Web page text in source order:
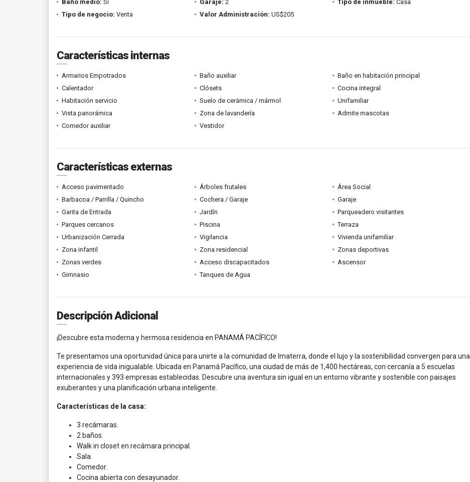
Baño medio: Si Garaje: 2 Tipo de inmueble: Casa
Tipo de negocio: Venta Valor Administración: US$205
Características internas
Armarios Empotrados Baño auxiliar
Baño en habitación principal
Calentador
Clósets
Cocina integral
Habitación servicio
Suelo de cerámica / mármol
Unifamiliar
Vista panorámica
Zona de lavandería
Admite mascotas
Comedor auxiliar
Vestidor
Características externas
Acceso pavimentado Árboles frutales
Área Social
Barbacoa / Parrilla / Quincho
Cochera / Garaje
Garaje
Garita de Entrada
Jardín
Parqueadero visitantes
Parques cercanos
Piscina
Terraza
Urbanización Cerrada
Vigilancia
Vivienda unifamiliar
Zona infantil
Zona residencial
Zonas deportivas
Zonas verdes
Acceso discapacitados
Ascensor
Gimnasio
Tanques de Agua
Descripción Adicional
¡Descubre esta moderna y hermosa residencia en PANAMÁ PACÍFICO!
Te presentamos una oportunidad única para unirte a la comunidad de Imaterra, donde el lujo y la sostenibilidad convergen para una
experiencia de vida inigualable. Ubicada en Panamá Pacífico, una ciudad de más de 1,400 hectáreas, con cercanía a 5 escuelas
internacionales y 393 empresas establecidas. Descubre una aventura sin igual en un entorno vibrante y sostenible con paisajes
exuberantes y una planificación urbana inteligente.
Características de la casa:
3 recámaras.
2 baños.
Walk in closet en recámara principal.
Sala.
Comedor.
Cocina abierta con desayunador.